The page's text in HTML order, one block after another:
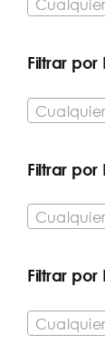
Filtrar
Filtrar
Filtrar por